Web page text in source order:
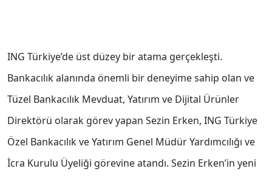
ING Türkiye’de üst düzey bir atama gerçekleşti.
Bankacılık alanında önemli bir deneyime sahip olan ve
Tüzel Bankacılık Mevduat, Yatırım ve Dijital Ürünler
Direktörü olarak görev yapan Sezin Erken, ING Türkiye
Özel Bankacılık ve Yatırım Genel Müdür Yardımcılığı ve
İcra Kurulu Üyeliği görevine atandı. Sezin Erken’in yeni